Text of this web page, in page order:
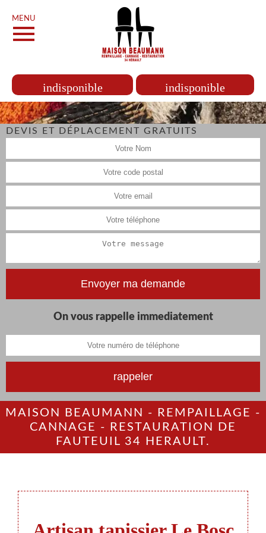
MENU
indisponible indisponible
DEVIS ET DÉPLACEMENT GRATUITS
On vous rappelle immediatement
MAISON BEAUMANN - REMPAILLAGE -
CANNAGE - RESTAURATION DE
FAUTEUIL 34 HERAULT.